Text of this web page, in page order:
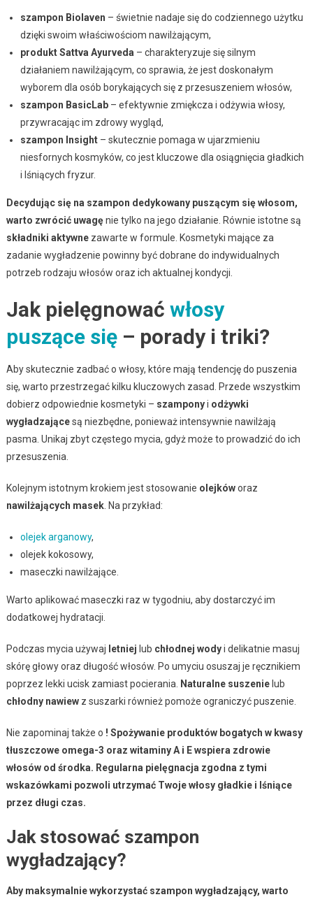
szampon Biolaven – świetnie nadaje się do codziennego użytku
dzięki swoim właściwościom nawilżającym,
produkt Sattva Ayurveda – charakteryzuje się silnym
działaniem nawilżającym, co sprawia, że jest doskonałym
wyborem dla osób borykających się z przesuszeniem włosów,
szampon BasicLab– efektywnie zmiękcza i odżywia włosy,
przywracając im zdrowy wygląd,
szampon Insight– skutecznie pomaga w ujarzmieniu
niesfornych kosmyków, co jest kluczowe dla osiągnięcia gładkich
i lśniących fryzur.
Decydując się na szampon dedykowany puszącym się włosom,
warto zwrócić uwagęnie tylko na jego działanie. Równie istotne są
składniki aktywnezawarte w formule. Kosmetyki mające za
zadanie wygładzenie powinny być dobrane do indywidualnych
potrzeb rodzaju włosów oraz ich aktualnej kondycji.
Jak pielęgnować włosy
puszące się– porady i triki?
Aby skutecznie zadbać o włosy, które mają tendencję do puszenia
się, warto przestrzegać kilku kluczowych zasad. Przede wszystkim
dobierz odpowiednie kosmetyki – szamponyi odżywki
wygładzającesą niezbędne, ponieważ intensywnie nawilżają
pasma. Unikaj zbyt częstego mycia, gdyż może to prowadzić do ich
przesuszenia.
Kolejnym istotnym krokiem jest stosowanie olejkóworaz
nawilżających masek. Na przykład:
olejek arganowy,
olejek kokosowy,
maseczki nawilżające.
Warto aplikować maseczki raz w tygodniu, aby dostarczyć im
dodatkowej hydratacji.
Podczas mycia używaj letniej lub chłodnej wodyi delikatnie masuj
skórę głowy oraz długość włosów. Po umyciu osuszaj je ręcznikiem
poprzez lekki ucisk zamiast pocierania.
Naturalne suszenielub
chłodny nawiewz suszarki również pomoże ograniczyć puszenie.
Nie zapominaj także o ! Spożywanie produktów bogatych w kwasy
tłuszczowe omega-3 oraz witaminy A i Ewspiera zdrowie
włosów od środka. Regularna pielęgnacja zgodna z tymi
wskazówkami pozwoli utrzymać Twoje włosy gładkiei lśniące
przez długi czas.
Jak stosować szampon
wygładzający?
Aby maksymalnie wykorzystać szampon wygładzający, warto